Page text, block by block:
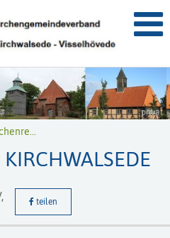
privat
teilen